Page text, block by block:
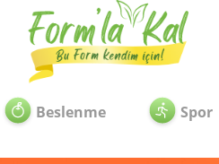
Beslenme Spor